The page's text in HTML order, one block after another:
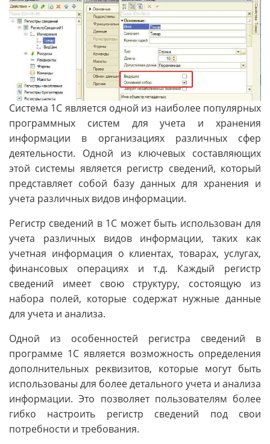
Система 1С является одной из наиболее популярных
программных систем для учета и хранения
информации в организациях различных сфер
деятельности. Одной из ключевых составляющих
этой системы является регистр сведений, который
представляет собой базу данных для хранения и
учета различных видов информации.
Регистр сведений в 1С может быть использован для
учета различных видов информации, таких как
учетная информация о клиентах, товарах, услугах,
финансовых операциях и т.д. Каждый регистр
сведений имеет свою структуру, состоящую из
набора полей, которые содержат нужные данные
для учета и анализа.
Одной из особенностей регистра сведений в
программе 1С является возможность определения
дополнительных реквизитов, которые могут быть
использованы для более детального учета и анализа
информации. Это позволяет пользователям более
гибко настроить регистр сведений под свои
потребности и требования.